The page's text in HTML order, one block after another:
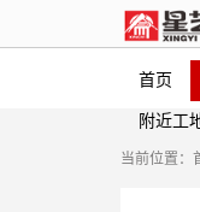
首页
附近工
当前位置：